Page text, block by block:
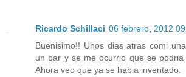
Ricardo Schillaci 06 febrero, 2012
Buenisimo!! Unos dias atras comi
un bar y se me ocurrio que se podria
Ahora veo que ya se habia inventado.